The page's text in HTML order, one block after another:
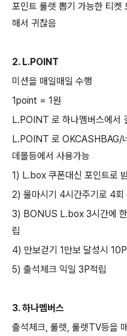
포인트 룰렛 뽑기 가능한 티켓
해서 귀찮음
2. L.POINT
미션을 매일매일 수행
1point = 1원
L.POINT 로 하나멤버스에서
L.POINT 로 OKCASHBAG/
데몰등에서 사용가능
1) L.box 쿠폰대신 포인트로
2) 물마시기 4시간주기로 4
3) BONUS L.box 3시간에
립
4) 만보걷기 1만보 달성시
5) 출석체크 익일 3P적립
3. 하나멤버스
출석체크, 룰렛, 룰렛TV등을